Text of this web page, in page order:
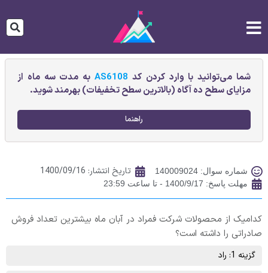
شما می‌توانید با وارد کردن کد AS6108به مدت سه ماه از
مزایای سطح ده آگاه (بالاترین سطح تخفیفات) بهرمند شوید.
راهنما
شماره سوال: 140009024 تاریخ انتشار: 1400/09/16
مهلت پاسخ: 1400/9/17 - تا ساعت 23:59
کدامیک از محصولات شرکت فمراد در آبان ماه بیشترین تعداد فروش
صادراتی را داشته است؟
گزینه 1: راد